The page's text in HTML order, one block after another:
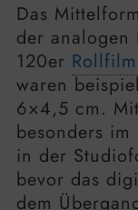
Das
der analogen
120er Rollfilm
waren
6×4,5 cm.
besonders
in der
bevor das
dem